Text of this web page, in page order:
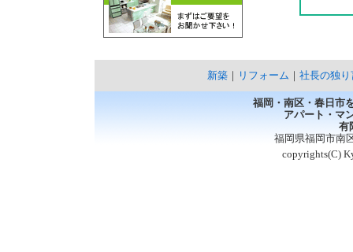
新築｜ リフォーム ｜ 社長の独り
福岡・南区・春日市
アパート・マ
有
福岡県福岡市南
copyrights(C)